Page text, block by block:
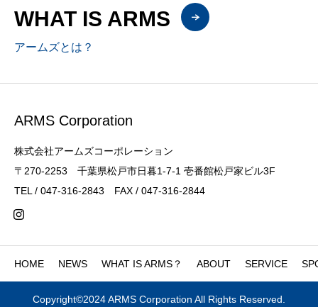
WHAT IS ARMS
アームズとは？
ARMS Corporation
株式会社アームズコーポレーション
〒270-2253 千葉県松戸市日暮1-7-1 壱番館松戸家ビル3F
TEL / 047-316-2843 FAX / 047-316-2844
HOME NEWS WHAT IS ARMS？ ABOUT SERVICE
Copyright©2024 ARMS Corporation All Rights Reserved.